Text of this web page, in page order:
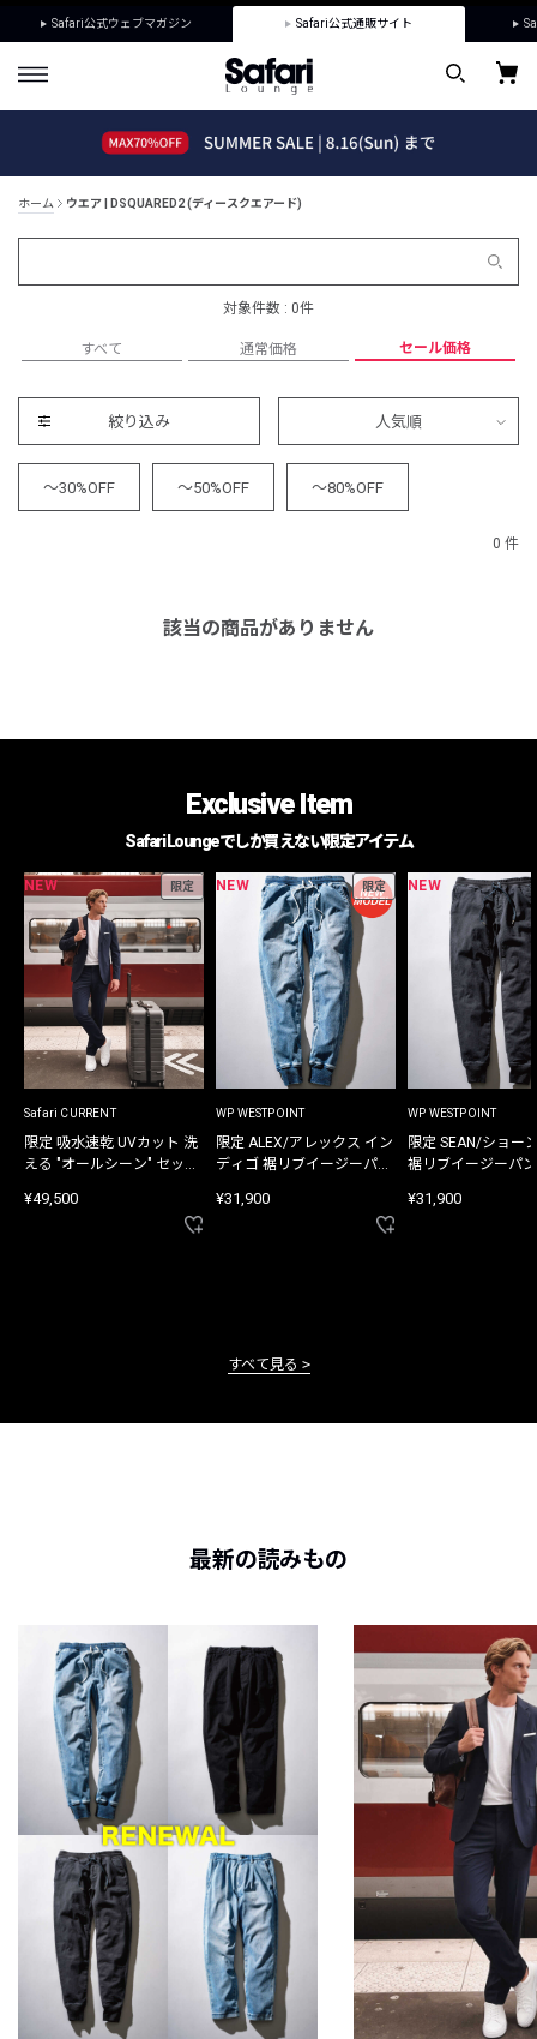
Safari公式ウェブマガジン Safari公式通販サイト
ホーム ウエア | DSQUARED2 (ディースクエアード)
対象件数 : 0件
すべて 通常価格 セール価格
絞り込み 人気順
～30%OFF ～50%OFF ～80%OFF
0 件
該当の商品がありません
Exclusive Item
Safari Loungeでしか買えない限定アイテム
NEW 限定
Safari CURRENT
限定 吸水速乾 UVカット 洗
える "オールシーン" セット
¥49,500
NEW 限定
WP WESTPOINT
限定 ALEX/アレックス イン
ディゴ 裾リブイージーパン
¥31,900
NEW
WP WESTPOINT
限定 SEAN/ショー
裾リブイージーパ
¥31,900
すべて見る
最新の読みもの